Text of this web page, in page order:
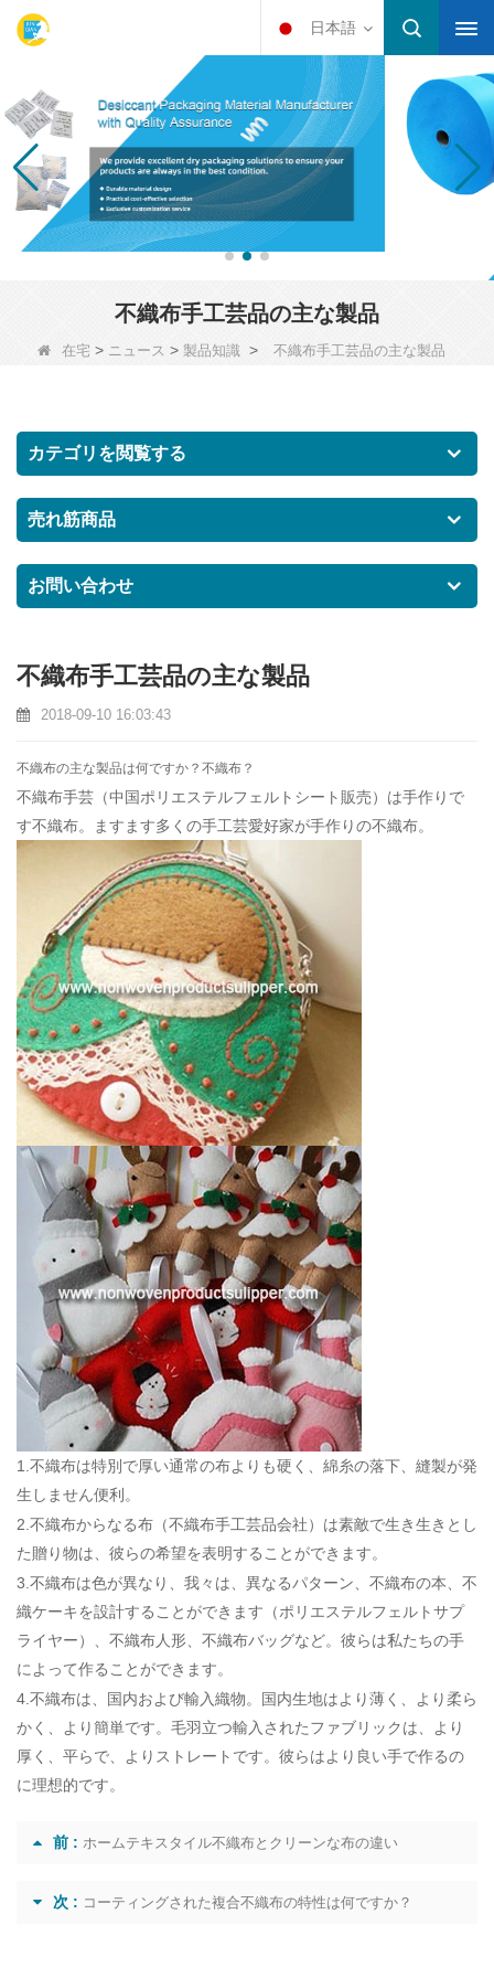
日本語
不織布手工芸品の主な製品
在宅 > ニュース > 製品知識 > 不織布手工芸品の主な製品
カテゴリを閲覧する
売れ筋商品
お問い合わせ
不織布手工芸品の主な製品
2018-09-10 16:03:43
不織布の主な製品は何ですか？不織布？
不織布手芸（中国ポリエステルフェルトシート販売）は手作りで
す不織布。ますます多くの手工芸愛好家が手作りの不織布。
1.不織布は特別で厚い通常の布よりも硬く、綿糸の落下、縫製が発
生しません便利。
2.不織布からなる布（不織布手工芸品会社）は素敵で生き生きとし
た贈り物は、彼らの希望を表明することができます。
3.不織布は色が異なり、我々は、異なるパターン、不織布の本、不
織ケーキを設計することができます（ポリエステルフェルトサプ
ライヤー）、不織布人形、不織布バッグなど。彼らは私たちの手
によって作ることができます。
4.不織布は、国内および輸入織物。国内生地はより薄く、より柔ら
かく、より簡単です。毛羽立つ輸入されたファブリックは、より
厚く、平らで、よりストレートです。彼らはより良い手で作るの
に理想的です。
前 : ホームテキスタイル不織布とクリーンな布の違い
次 : コーティングされた複合不織布の特性は何ですか？